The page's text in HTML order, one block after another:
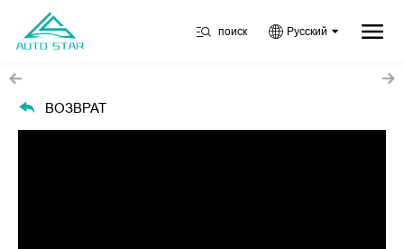
поиск Русский
ВОЗВРАТ